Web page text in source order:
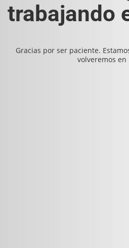
trabajando
Gracias por ser paciente.
volveremos en